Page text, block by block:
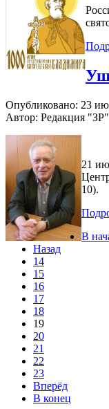
Опубликовано: 23
Автор: Редакция "ЗР"
21
10).
В
Назад
14
15
16
17
18
19
20
21
22
23
Вперёд
В конец